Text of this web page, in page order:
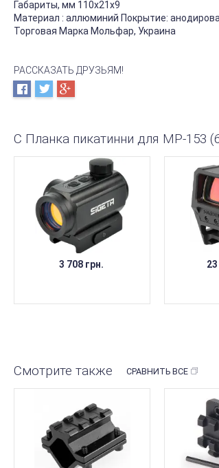
Габариты, мм 110x21x9
Материал : аллюминий Покрытие:
Торговая Марка Мольфар, Украина
РАССКАЗАТЬ ДРУЗЬЯМ!
С Планка пикатинни для МР-153
3 708 грн.
Смотрите также СРАВНИТЬ ВСЕ